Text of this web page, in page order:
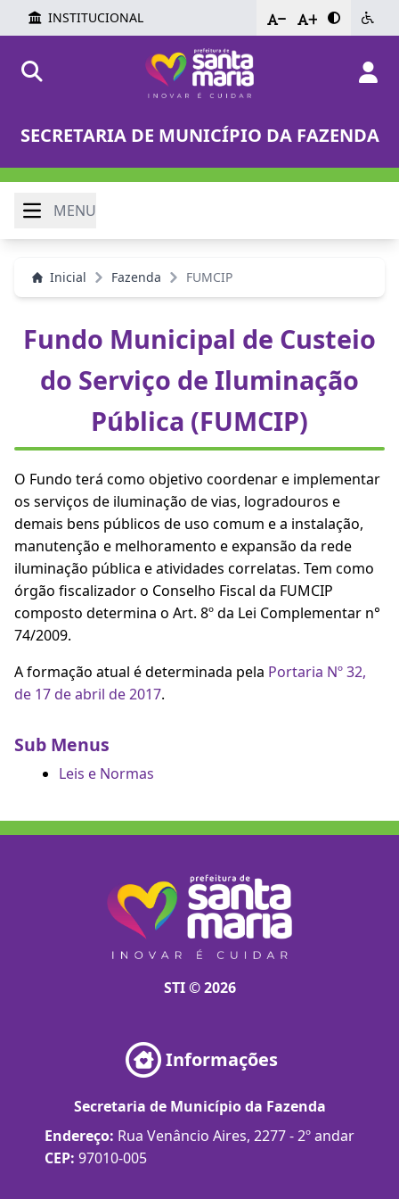
INSTITUCIONAL - +
SECRETARIA DE MUNICÍPIO DA FAZENDA
MENU
Inicial Fazenda FUMCIP
Fundo Municipal de Custeio
do Serviço de Iluminação
Pública (FUMCIP)
O Fundo terá como objetivo coordenar e implementar
os serviços de iluminação de vias, logradouros e
demais bens públicos de uso comum e a instalação,
manutenção e melhoramento e expansão da rede
iluminação pública e atividades correlatas. Tem como
órgão fiscalizador o Conselho Fiscal da FUMCIP
composto determina o Art. 8º da Lei Complementar n°
74/2009.
A formação atual é determinada pela Portaria Nº 32,
de 17 de abril de 2017.
Sub Menus
Leis e Normas
STI © 2026
Informações
Secretaria de Município da Fazenda
Endereço: Rua Venâncio Aires, 2277 - 2º andar
CEP: 97010-005